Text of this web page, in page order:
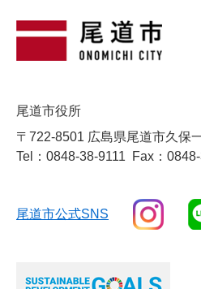
尾道市役所
〒722-8501 広島県尾道市久保
Tel：0848-38-9111
Fax：
尾道市公式SNS